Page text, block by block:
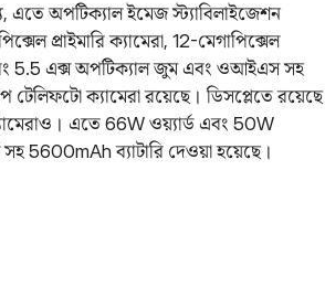
এতে অপটিক্যাল ইমেজ স্ট্যাবিলাইজেশন
প্রাইমারি ক্যামেরা, 12-মেগাপিক্সেল
5.5 এক্স অপটিক্যাল জুম এবং ওআইএস সহ
টেলিফটো ক্যামেরা রয়েছে। ডিসপ্লেতে রয়েছে
এতে 66W ওয়্যার্ড এবং 50W
সহ 5600mAh ব্যাটারি দেওয়া হয়েছে।